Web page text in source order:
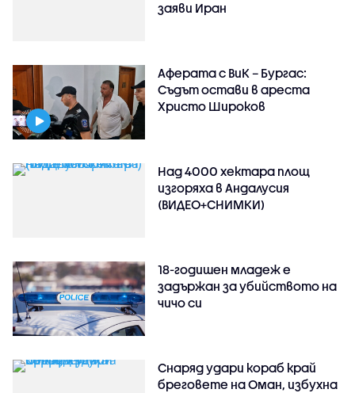
заяви Иран
Аферата с ВиК – Бургас:
Съдът остави в ареста
Христо Широков
Над 4000 хектара площ
изгоряха в Андалусия
(ВИДЕО+СНИМКИ)
18-годишен младеж е
задържан за убийството на
чичо си
Снаряд удари кораб край
бреговете на Оман, избухна